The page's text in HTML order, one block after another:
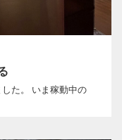
た。 いま稼動中の